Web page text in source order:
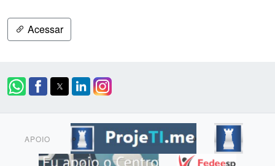
Acessar
APOIO